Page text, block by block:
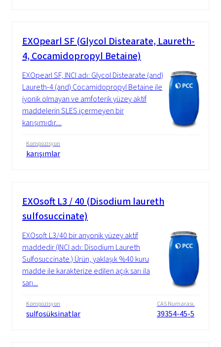
EXOpearl SF (Glycol Distearate, Laureth-
4, Cocamidopropyl Betaine)
EXOpearl SF, INCI adı: Glycol Distearate (and)
Laureth-4 (and) Cocamidopropyl Betaine ile
iyonik olmayan ve amfoterik yüzey aktif
maddelerin SLES içermeyen bir
karışımıdır....
Kompozisyon
karışımlar
EXOsoft L3 / 40 (Disodium laureth
sulfosuccinate)
EXOsoft L3/40 bir anyonik yüzey aktif
maddedir (INCI adı: Disodium Laureth
Sulfosuccinate.) Ürün, yaklaşık %40 kuru
madde ile karakterize edilen açık sarı ila
sarı...
Kompozisyon
sulfosüksinatlar
CAS Numarası.
39354-45-5